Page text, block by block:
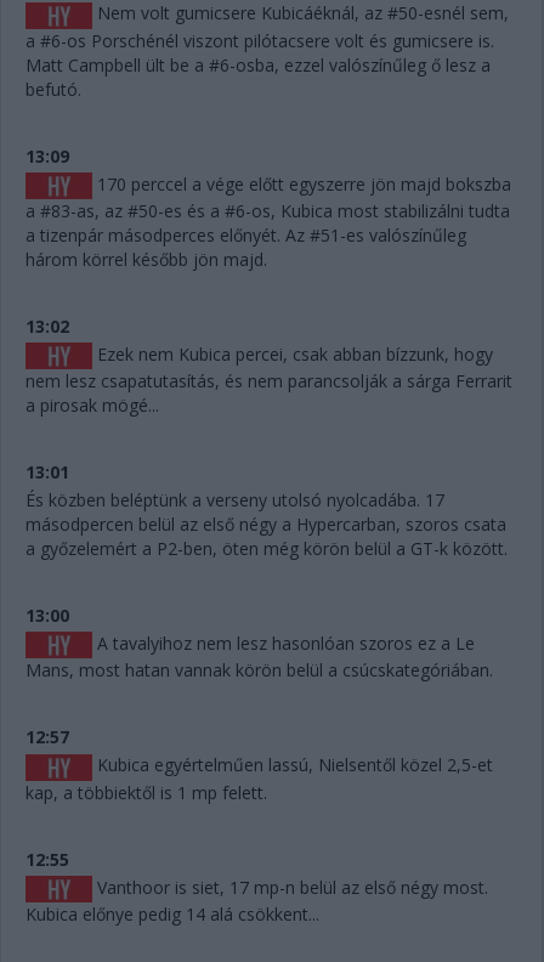
Nem volt gumicsere Kubicáéknál, az #50-esnél sem,
a #6-os Porschénél viszont pilótacsere volt és gumicsere is.
Matt Campbell ült be a #6-osba, ezzel valószínűleg ő lesz a
befutó.
13:09
170 perccel a vége előtt egyszerre jön majd bokszba
a #83-as, az #50-es és a #6-os, Kubica most stabilizálni tudta
a tizenpár másodperces előnyét. Az #51-es valószínűleg
három körrel később jön majd.
13:02
Ezek nem Kubica percei, csak abban bízzunk, hogy
nem lesz csapatutasítás, és nem parancsolják a sárga Ferrarit
a pirosak mögé...
13:01
És közben beléptünk a verseny utolsó nyolcadába. 17
másodpercen belül az első négy a Hypercarban, szoros csata
a győzelemért a P2-ben, öten még körön belül a GT-k között.
13:00
A tavalyihoz nem lesz hasonlóan szoros ez a Le
Mans, most hatan vannak körön belül a csúcskategóriában.
12:57
Kubica egyértelműen lassú, Nielsentől közel 2,5-et
kap, a többiektől is 1 mp felett.
12:55
Vanthoor is siet, 17 mp-n belül az első négy most.
Kubica előnye pedig 14 alá csökkent...